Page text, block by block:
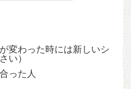
変わった時には新しいシ
い）
った人